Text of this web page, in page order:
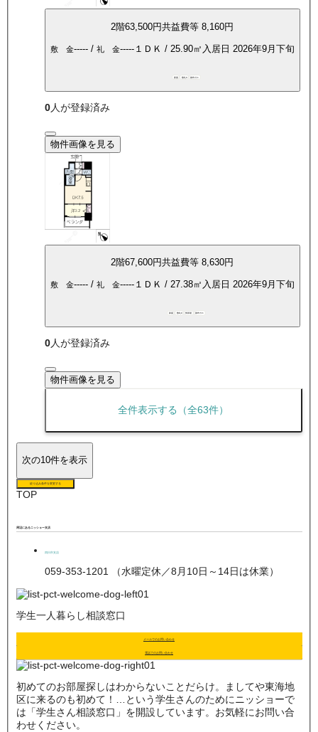
2階63,500円共益費等 8,160円
敷 金-----/ 礼 金-----１ＤＫ / 25.90㎡ 入居日 2026年9月下旬
新築 敷礼0 都市ガス
0人が登録済み
物件画像を見る
2階67,600円共益費等 8,630円
敷 金-----/ 礼 金-----１ＤＫ / 27.38㎡ 入居日 2026年9月下旬
新築 敷礼0 角部屋 都市ガス
0人が登録済み
物件画像を見る
全件表示する（全63件）
次の10件を表示
絞り込み条件を変更する
TOP
周辺にあるニッショー支店
四日市支店
059-353-1201 （水曜定休／8月10日～14日は休業）
学生一人暮らし相談窓口
メールでのお問い合わせ
電話でのお問い合わせ
初めてのお部屋探しはわからないことだらけ。ましてや東海地
区に来るのも初めて！…という学生さんのためにニッショーで
は「学生さん相談窓口」を開設しています。お気軽にお問い合
わせください。